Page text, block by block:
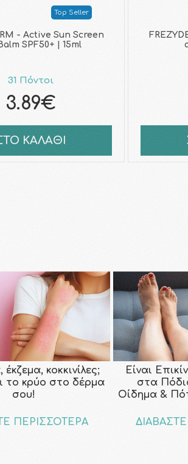
Top Seller
- Active Sun Screen
SPF50+ | 15ml
31 Πόντοι
3.89€
ΚΑΛΑΘΙ
κοκκινίλες;
το κρύο στο δέρμα
σου!
ΠΕΡΙΣΣΟΤΕΡΑ
Είναι
στα
Οίδημα &